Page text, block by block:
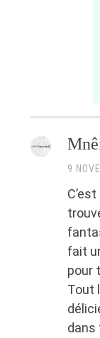
9
fait
pour
Tout
dans